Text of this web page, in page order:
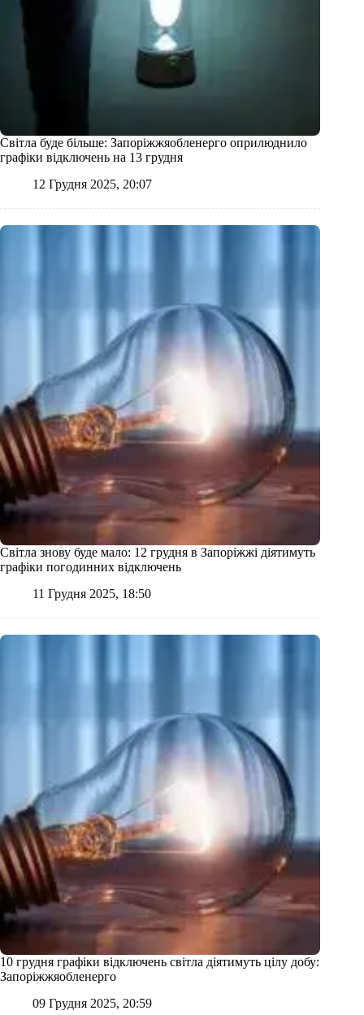
Світла буде більше: Запоріжжяобленерго оприлюднило
графіки відключень на 13 грудня
12 Грудня 2025, 20:07
Світла знову буде мало: 12 грудня в Запоріжжі діятимуть
графіки погодинних відключень
11 Грудня 2025, 18:50
10 грудня графіки відключень світла діятимуть цілу добу:
Запоріжжяобленерго
09 Грудня 2025, 20:59